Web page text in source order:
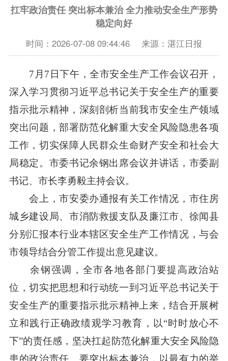
扛牢政治责任 突出标本兼治 全力推动安全生产形势
稳定向好
时间：2026-07-08 09:44:46 来源：湛江日报
7月7日下午，全市安全生产工作会议召开，
深入学习贯彻习近平总书记关于安全生产的重要
指示批示精神，深刻剖析当前我市安全生产领域
突出问题，部署防范化解重大安全风险隐患各项
工作，切实保障人民群众生命财产安全和社会大
局稳定。市委书记余钢出席会议并讲话，市委副
书记、市长李勇毅主持会议。
会上，市安委办通报有关工作情况，市住房
城乡建设局、市消防救援支队及廉江市、徐闻县
分别汇报本行业本辖区安全生产工作情况，与会
市领导结合分管工作提出意见建议。
余钢强调，全市各地各部门要提高政治站
位，切实把思想和行动统一到习近平总书记关于
安全生产的重要指示批示精神上来，结合开展树
立和践行正确政绩观学习教育，以“时时放心不
下”的责任感，坚决扛起防范化解重大安全风险隐
患的政治责任。要突出标本兼治，以最有力的举